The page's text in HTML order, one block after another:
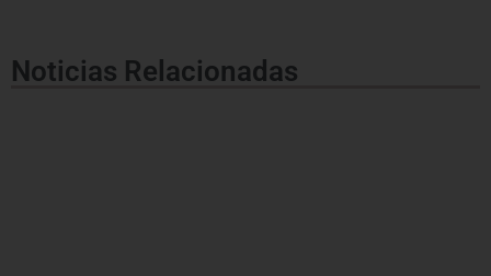
Noticias Relacionadas